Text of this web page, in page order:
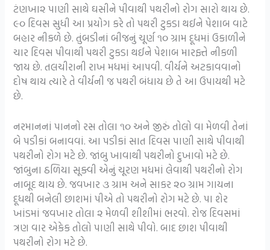
ટંણખા૨ પાણી સાથે ઘસીને પીવાથી પથરીનો રોગ સારો થાય છે.
૯૦ દિવસ સુધી આ પ્રયોગ કરે તો પથરી ટુકડા થઈને પેશાબ વાટે
બહાર નીકળે છે.તુંબડીનાં બીજનું ચૂર્ણ ૧૦ ગ્રામ દૂધમાં ઉકાળીને
ચાર દિવસ પીવાથી પથરી ટુકડા થઈને પેશાબ મારફ્તે નીકળી
જાય છે. તલચીરાની રાખ મધમાં આપવી. વીર્યને અટકાવવાનો
દોષ થાય ત્યારે તે વીર્યની જ પથરી બંધાય છે તે આ ઉપાયથી મટે
છે.
નરમાનનાં પાનનો રસ તોલા ૧૦ અને જીરું તોલો વા મેળવીતેનાં
બે પડીકાં બનાવવાં. આ પડીકાં સાત દિવસ પાણી સાથે પીવાથી
પથરીનો રોગ મટે છે.જાંબુ ખાવાથી પથરીનો દુખાવો મટે છે.
જાંબુના ઠળિયા સૂક્વીએનું ચૂરણ મધમાં લેવાથી પથરીનો રોગ
નાબૂદ થાય છે. જવખાર ૩ ગ્રામ અને સાકર ૨૦ ગ્રામ ગાયના
દૂધથી બનેલી છાશમાં પીએ તો પથરીનો રોગ મટે છે. પા શેર
ખાંડમાં જવખાર તોલા ૨ મેળવી શીશીમાં ભરવો.રોજ દિવસમાં
ત્રણ વાર એકેક તોલો પાણી સાથે પીવો. બાદ છાશપીવાથી
પથરીનો રોગ મટે છે.